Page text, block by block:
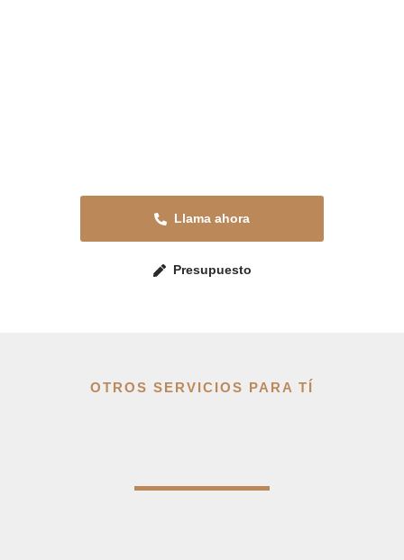
Llama ahora
Presupuesto
OTROS SERVICIOS PARA TÍ